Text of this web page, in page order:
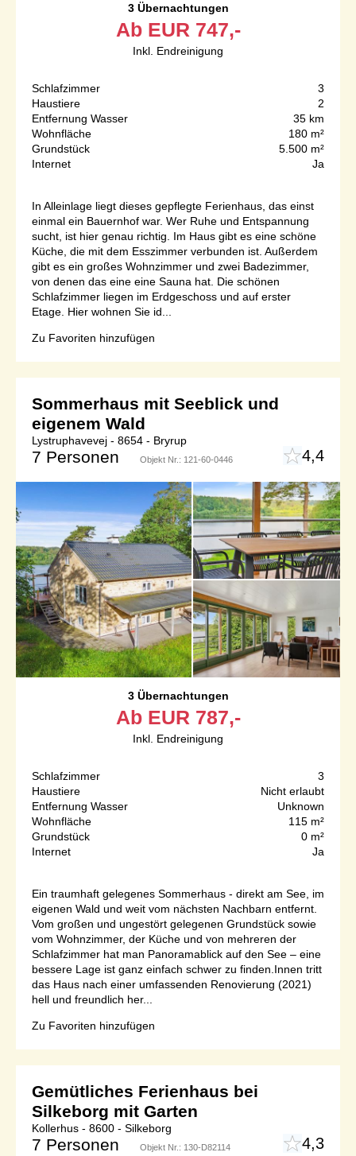
3 Übernachtungen
Ab EUR 747,-
Inkl. Endreinigung
Schlafzimmer
3
Haustiere
2
Entfernung Wasser
35 km
Wohnfläche
180 m²
Grundstück
5.500 m²
Internet
Ja
In Alleinlage liegt dieses gepflegte Ferienhaus, das einst
einmal ein Bauernhof war. Wer Ruhe und Entspannung
sucht, ist hier genau richtig. Im Haus gibt es eine schöne
Küche, die mit dem Esszimmer verbunden ist. Außerdem
gibt es ein großes Wohnzimmer und zwei Badezimmer,
von denen das eine eine Sauna hat. Die schönen
Schlafzimmer liegen im Erdgeschoss und auf erster
Etage. Hier wohnen Sie id...
Zu Favoriten hinzufügen
Sommerhaus mit Seeblick und
eigenem Wald
Lystruphavevej - 8654 - Bryrup
7 Personen Objekt Nr.: 121-60-0446 4,4
3 Übernachtungen
Ab EUR 787,-
Inkl. Endreinigung
Schlafzimmer
3
Haustiere
Nicht erlaubt
Entfernung Wasser
Unknown
Wohnfläche
115 m²
Grundstück
0 m²
Internet
Ja
Ein traumhaft gelegenes Sommerhaus - direkt am See, im
eigenen Wald und weit vom nächsten Nachbarn entfernt.
Vom großen und ungestört gelegenen Grundstück sowie
vom Wohnzimmer, der Küche und von mehreren der
Schlafzimmer hat man Panoramablick auf den See – eine
bessere Lage ist ganz einfach schwer zu finden.Innen tritt
das Haus nach einer umfassenden Renovierung (2021)
hell und freundlich her...
Zu Favoriten hinzufügen
Gemütliches Ferienhaus bei
Silkeborg mit Garten
Kollerhus - 8600 - Silkeborg
7 Personen Objekt Nr.: 130-D82114 4,3